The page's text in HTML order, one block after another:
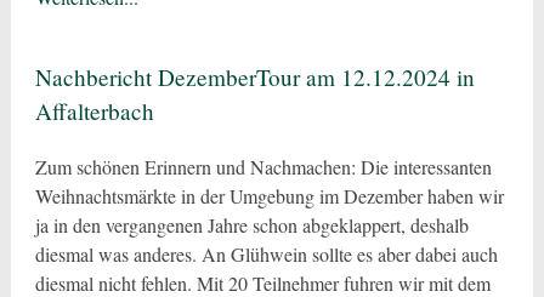
Nachbericht DezemberTour am 12.12.2024 in
Affalterbach
Zum schönen Erinnern und Nachmachen: Die interessanten
Weihnachtsmärkte in der Umgebung im Dezember haben wir
ja in den vergangenen Jahre schon abgeklappert, deshalb
diesmal was anderes. An Glühwein sollte es aber dabei auch
diesmal nicht fehlen. Mit 20 Teilnehmer fuhren wir mit dem